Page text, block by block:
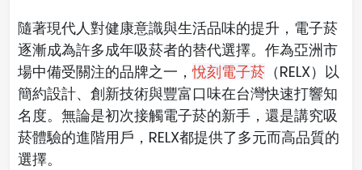
隨著現代人對健康意識與生活品味的提升，電子菸
逐漸成為許多成年吸菸者的替代選擇。作為亞洲市
場中備受關注的品牌之一，悅刻電子菸 （RELX）以
簡約設計、創新技術與豐富口味在台灣快速打響知
名度。無論是初次接觸電子菸的新手，還是講究吸
菸體驗的進階用戶，RELX都提供了多元而高品質的
選擇。